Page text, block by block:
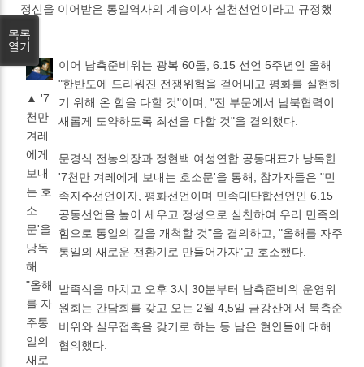
정신을 이어받은 통일역사의 계승이자 실천선언이라고 규정했
다.
▲ '7
천만
겨레
에게
보내
는 호
소
문'을
낭독
해
"올해
를 자
주통
일의
새로
이어 남측준비위는 광복 60돌, 6.15 선언 5주년인 올해
"한반도에 드리워진 전쟁위험을 걷어내고 평화를 실현하
기 위해 온 힘을 다할 것"이며, "전 부문에서 남북협력이
새롭게 도약하도록 최선을 다할 것"을 결의했다.
문경식 전농의장과 정현백 여성연합 공동대표가 낭독한
'7천만 겨레에게 보내는 호소문'을 통해, 참가자들은 "민
족자주선언이자, 평화선언이며 민족대단합선언인 6.15
공동선언을 높이 세우고 정성으로 실천하여 우리 민족의
힘으로 통일의 길을 개척할 것"을 결의하고, "올해를 자주
통일의 새로운 전환기로 만들어가자"고 호소했다.
발족식을 마치고 오후 3시 30분부터 남측준비위 운영위
원회는 간담회를 갖고 오는 2월 4,5일 금강산에서 북측준
비위와 실무접촉을 갖기로 하는 등 남은 현안들에 대해
협의했다.
목록
열기